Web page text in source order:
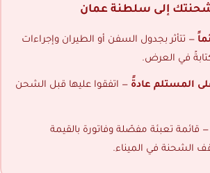
إلى سلطنة عمان
— تتأثر بجدول السفن أو الطيران وإجراءات
كتابةً في العرض.
المستلم عادةً — اتفقوا عليها قبل الشحن
— قائمة تعبئة مفصّلة وفاتورة بالقيمة
الشحنة في الميناء.